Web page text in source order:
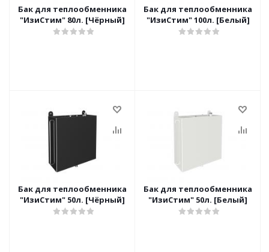
Бак для теплообменника
"ИзиСтим" 80л. [Чёрный]
Бак для теплообменника
"ИзиСтим" 100л. [Белый]
Бак для теплообменника
"ИзиСтим" 50л. [Чёрный]
Бак для теплообменника
"ИзиСтим" 50л. [Белый]